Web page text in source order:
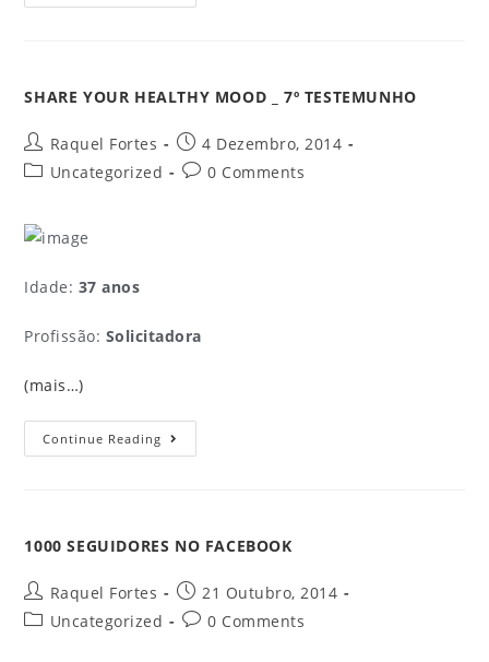
SHARE YOUR HEALTHY MOOD _ 7º TESTEMUNHO
Raquel Fortes
4 Dezembro, 2014
Uncategorized
0 Comments
Idade: 37 anos
Profissão: Solicitadora
(mais…)
Continue Reading
1000 SEGUIDORES NO FACEBOOK
Raquel Fortes
21 Outubro, 2014
Uncategorized
0 Comments